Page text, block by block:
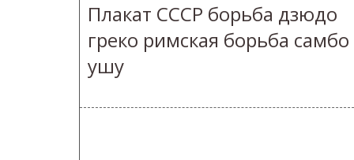
Плакат СССР борьба дзюдо
греко римская борьба самбо
ушу